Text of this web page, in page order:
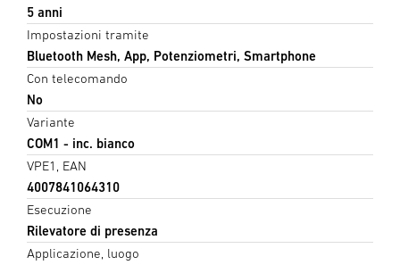
5 anni
Impostazioni tramite
Bluetooth Mesh, App, Potenziometri, Smartphone
Con telecomando
No
Variante
COM1 - inc. bianco
VPE1, EAN
4007841064310
Esecuzione
Rilevatore di presenza
Applicazione, luogo